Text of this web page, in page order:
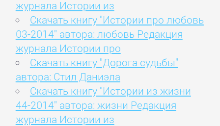
журнала Истории из
Скачать книгу "Истории про любовь
03-2014" автора: любовь Редакция
журнала Истории про
Скачать книгу "Дорога судьбы"
автора: Стил Даниэла
Скачать книгу "Истории из жизни
44-2014" автора: жизни Редакция
журнала Истории из